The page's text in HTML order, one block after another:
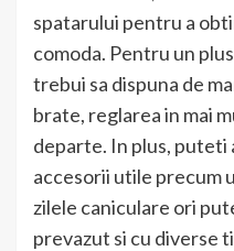
spatarului pentru a
comoda. Pentru un
trebui sa dispuna de
brate, reglarea in mai
departe. In plus, puteti
accesorii utile precum
zilele caniculare ori
prevazut si cu diverse